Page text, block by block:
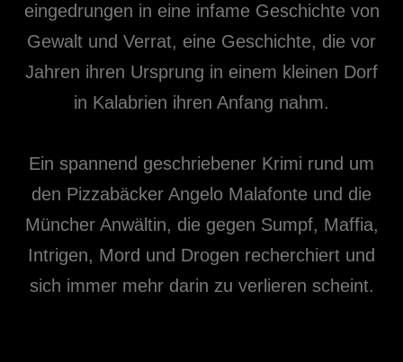
eingedrungen in eine infame Geschichte von
Gewalt und Verrat, eine Geschichte, die vor
Jahren ihren Ursprung in einem kleinen Dorf
in Kalabrien ihren Anfang nahm.
Ein spannend geschriebener Krimi rund um
den Pizzabäcker Angelo Malafonte und die
Müncher Anwältin, die gegen Sumpf, Maffia,
Intrigen, Mord und Drogen recherchiert und
sich immer mehr darin zu verlieren scheint.